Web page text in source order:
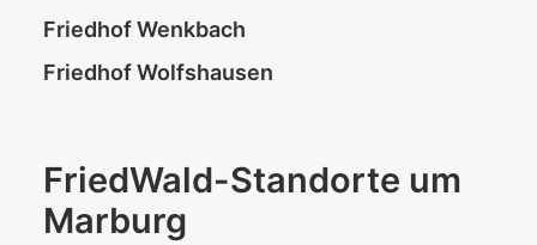
Friedhof Wenkbach
Friedhof Wolfshausen
FriedWald-Standorte um
Marburg